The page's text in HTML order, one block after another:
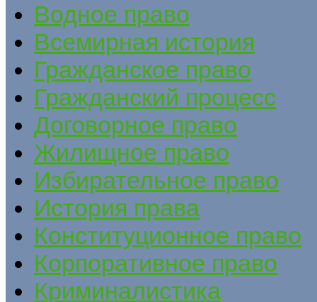
Водное право
Всемирная история
Гражданское право
Гражданский процесс
Договорное право
Жилищное право
Избирательное право
История права
Конституционное право
Корпоративное право
Криминалистика